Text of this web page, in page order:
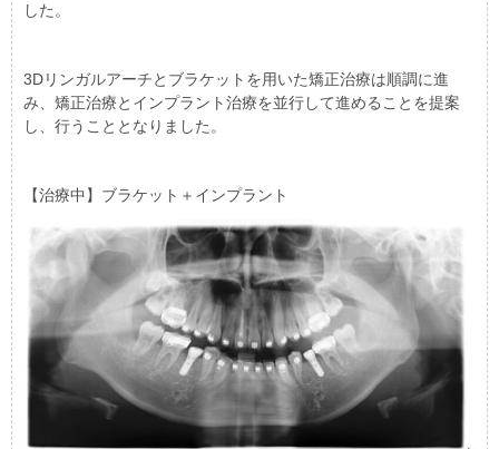
した。
3Dリンガルアーチとブラケットを用いた矯正治療は順調に進
み、矯正治療とインプラント治療を並行して進めることを提案
し、行うこととなりました。
【治療中】ブラケット＋インプラント